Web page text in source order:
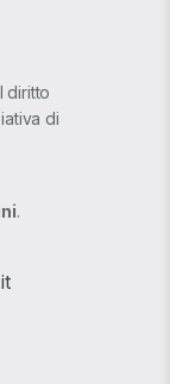
diritto
di
.